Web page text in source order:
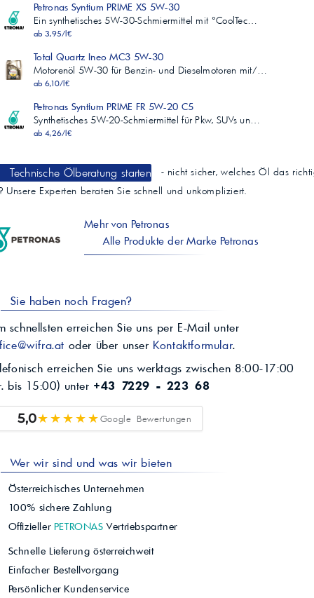
Petronas Syntium PRIME XS 5W-30
Ein synthetisches 5W-30-Schmiermittel mit °CoolTec…
ab 3,95/l€
Total Quartz Ineo MC3 5W-30
Motorenöl 5W-30 für Benzin- und Dieselmotoren mit/…
ab 6,10/l€
Petronas Syntium PRIME FR 5W-20 C5
Synthetisches 5W-20-Schmiermittel für Pkw, SUVs un…
ab 4,26/l€
Technische Ölberatung starten
- nicht sicher, welches Öl das
Unsere Experten beraten Sie schnell und unkompliziert.
Mehr von Petronas
Alle Produkte der Marke Petronas
Sie haben noch Fragen?
schnellsten erreichen Sie uns per E-Mail unter
oder über unser Kontaktformular.
erreichen Sie uns werktags zwischen 8:00-17:00
bis 15:00) unter +43 7229 - 223 68
5,0★★★★★Google Bewertungen
Wer wir sind und was wir bieten
Österreichisches Unternehmen
100% sichere Zahlung
Offizieller PETRONAS Vertriebspartner
Schnelle Lieferung österreichweit
Einfacher Bestellvorgang
Persönlicher Kundenservice